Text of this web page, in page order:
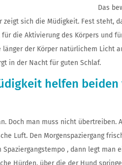
Das
sich die Müdigkeit. Fest steht,
die Aktivierung des Körpers und
länger der Körper natürlichem Licht
in der Nacht für guten Schlaf.
helfen
Doch man muss nicht übertreiben.
Luft. Den Morgenspaziergang
, dann legt man
Hürden, über die der Hund